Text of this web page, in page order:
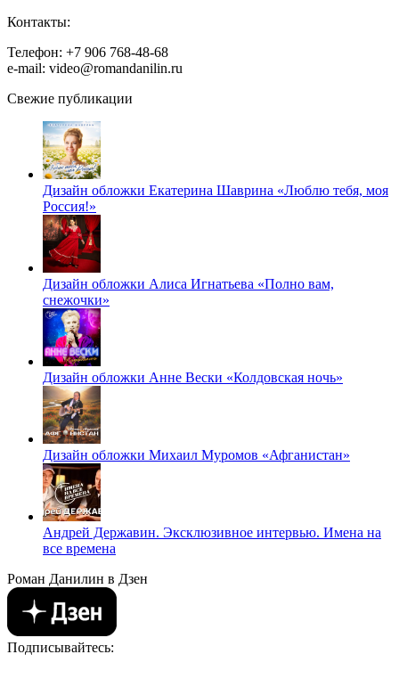
Контакты:
Телефон: +7 906 768-48-68
e-mail: video@romandanilin.ru
Свежие публикации
Дизайн обложки Екатерина Шаврина «Люблю тебя, моя
Россия!»
Дизайн обложки Алиса Игнатьева «Полно вам,
снежочки»
Дизайн обложки Анне Вески «Колдовская ночь»
Дизайн обложки Михаил Муромов «Афганистан»
Андрей Державин. Эксклюзивное интервью. Имена на
все времена
Роман Данилин в Дзен
Подписывайтесь: